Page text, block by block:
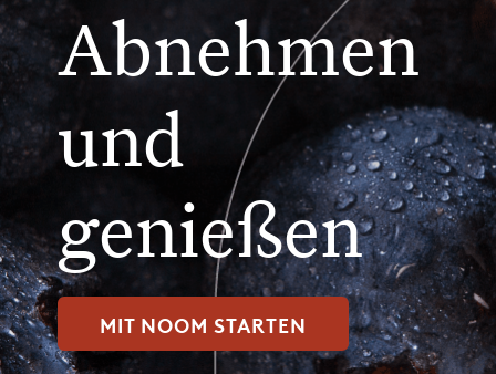
Abnehmen
und
genießen
MIT NOOM STARTEN